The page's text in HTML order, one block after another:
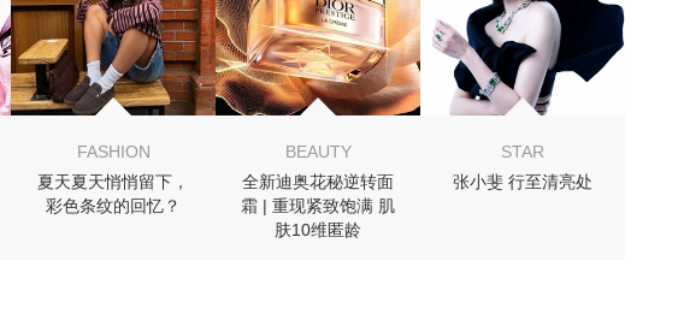
FASHION
夏天夏天悄悄留下，
彩色条纹的回忆？
BEAUTY
全新迪奥花秘逆转面
霜 | 重现紧致饱满 肌
肤10维匿龄
STAR
张小斐 行至清亮处